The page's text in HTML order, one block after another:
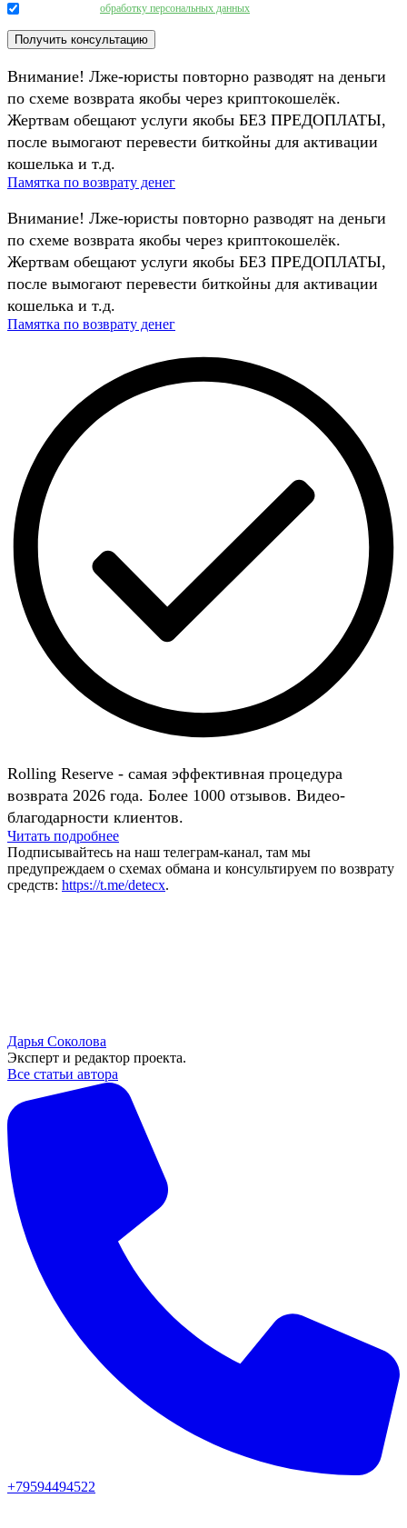
обработку персональных данных
Внимание! Лже-юристы повторно разводят на деньги
по схеме возврата якобы через криптокошелёк.
Жертвам обещают услуги якобы БЕЗ ПРЕДОПЛАТЫ,
после вымогают перевести биткойны для активации
кошелька и т.д.
Памятка по возврату денег
Внимание! Лже-юристы повторно разводят на деньги
по схеме возврата якобы через криптокошелёк.
Жертвам обещают услуги якобы БЕЗ ПРЕДОПЛАТЫ,
после вымогают перевести биткойны для активации
кошелька и т.д.
Памятка по возврату денег
Rolling Reserve - самая эффективная процедура
возврата 2026 года. Более 1000 отзывов. Видео-
благодарности клиентов.
Читать подробнее
Подписывайтесь на наш телеграм-канал, там мы
предупреждаем о схемах обмана и консультируем по возврату
средств: https://t.me/detecx.
Дарья Соколова
Эксперт и редактор проекта.
Все статьи автора
+79594494522